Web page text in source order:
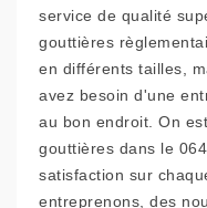
service de qualité
gouttières
en différents tailles,
avez besoin d'une
au bon endroit. On
gouttières dans le
satisfaction sur
entreprenons, des